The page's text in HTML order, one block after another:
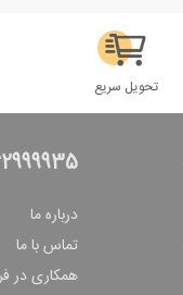
تحویل سریع
درباره ما
تماس با ما
همکاری در